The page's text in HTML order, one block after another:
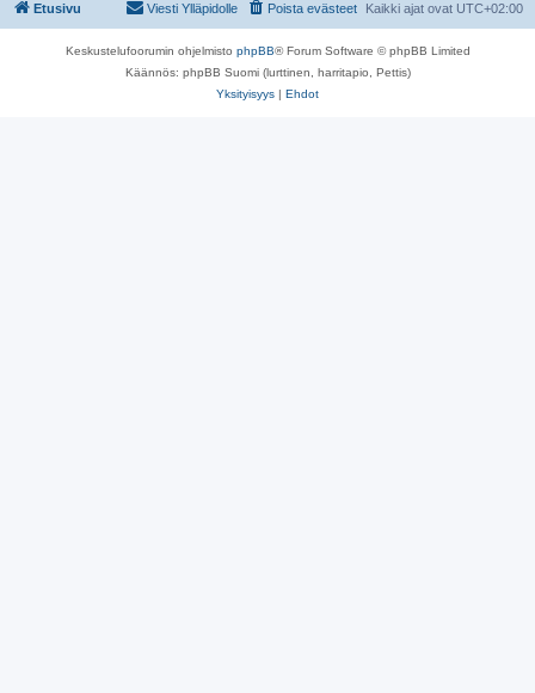
Etusivu Kaikki ajat ovat UTC+02:00
Poista evästeet
Viesti Ylläpidolle
Keskustelufoorumin ohjelmisto phpBB® Forum Software © phpBB Limited
Käännös: phpBB Suomi (lurttinen, harritapio, Pettis)
Yksityisyys | Ehdot